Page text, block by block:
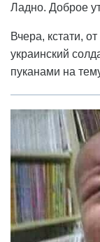
Ладно. Доброе
Вчера, кстати,
украинский
пуканами на